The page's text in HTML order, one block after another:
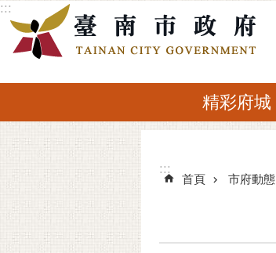
跳到主要內容區塊
:::
精彩府城
:::
:::
首頁 市府動態